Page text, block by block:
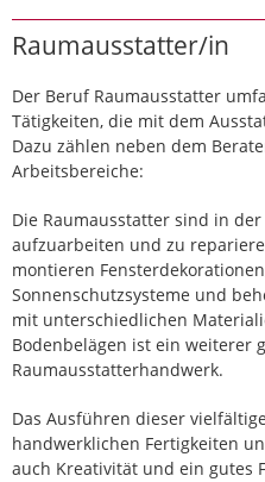
Raumausstatter/in
Der Beruf Raumausstatter
Tätigkeiten, die mit dem
Dazu zählen neben dem
Arbeitsbereiche:
Die Raumausstatter sind in
aufzuarbeiten und zu
montieren
Sonnenschutzsysteme und
mit unterschiedlichen
Bodenbelägen ist ein weiterer
Raumausstatterhandwerk.
Das Ausführen dieser
handwerklichen Fertigkeiten
auch Kreativität und ein gutes